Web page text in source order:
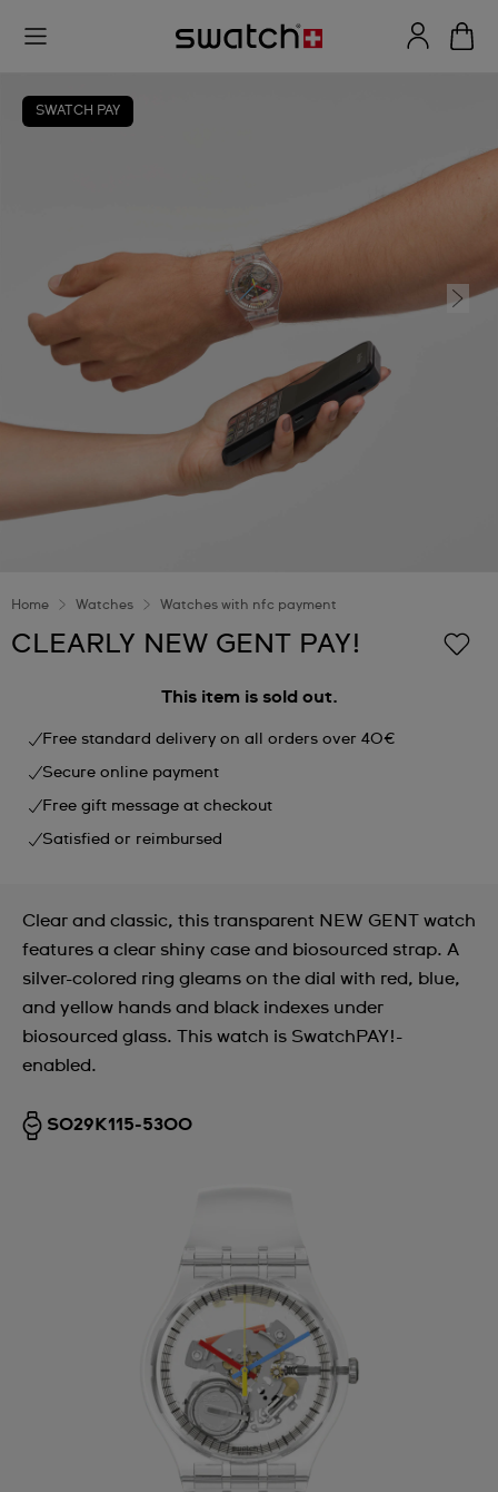
SWATCH PAY
Home Watches Watches with nfc payment
CLEARLY NEW GENT PAY!
This item is sold out.
Free standard delivery on all orders over 40€
Secure online payment
Free gift message at checkout
Satisfied or reimbursed
Clear and classic, this transparent NEW GENT watch
features a clear shiny case and biosourced strap. A
silver-colored ring gleams on the dial with red, blue,
and yellow hands and black indexes under
biosourced glass. This watch is SwatchPAY!-
enabled.
SO29K115-5300